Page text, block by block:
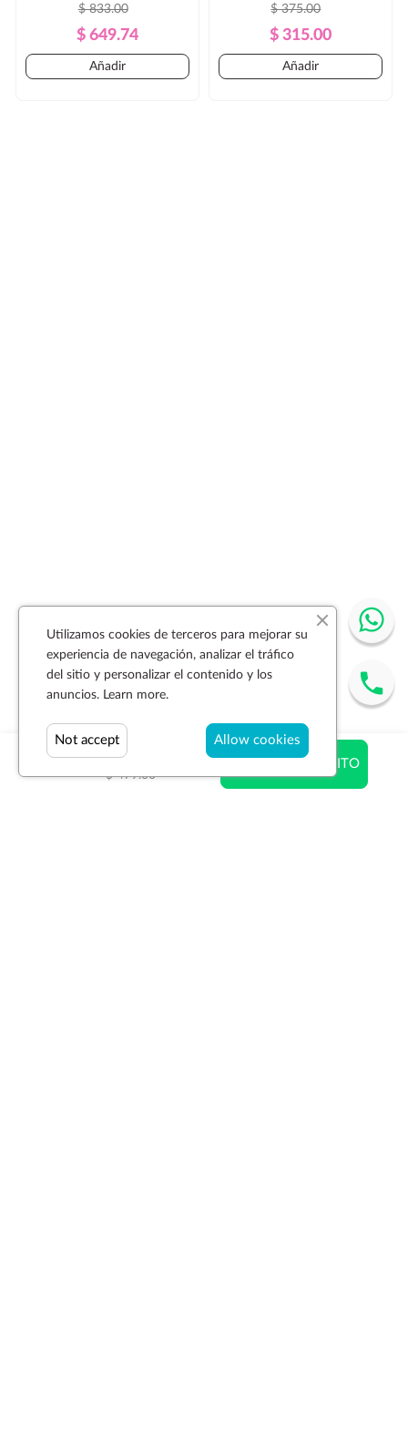
$ 344.88
$ 479.00
AÑADIR AL CARRITO
Precio
Regular
$ 833.00
Precio
$ 649.74
Añadir
Precio
Regular
$ 375.00
Precio
$ 315.00
Añadir
Utilizamos cookies de terceros para mejorar su
experiencia de navegación, analizar el tráfico
del sitio y personalizar el contenido y los
anuncios. Learn more.
Allow cookies
Not accept